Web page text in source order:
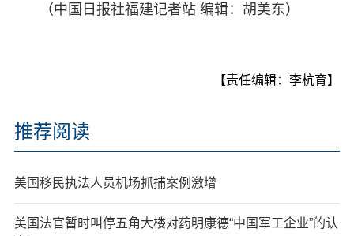
（中国日报社福建记者站 编辑：胡美东）
【责任编辑：李杭育】
推荐阅读
美国移民执法人员机场抓捕案例激增
美国法官暂时叫停五角大楼对药明康德“中国军工企业”的认